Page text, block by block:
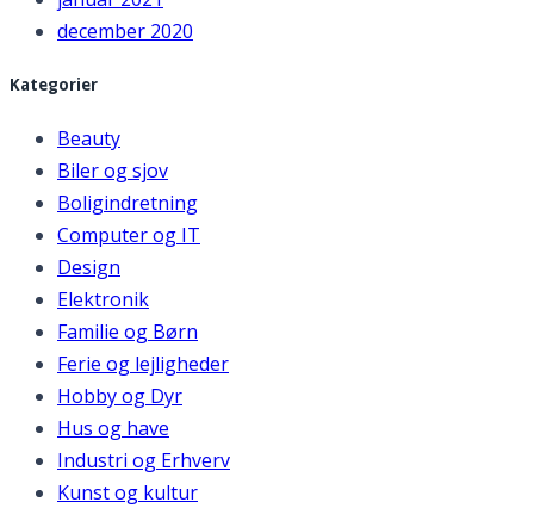
december 2020
Kategorier
Beauty
Biler og sjov
Boligindretning
Computer og IT
Design
Elektronik
Familie og Børn
Ferie og lejligheder
Hobby og Dyr
Hus og have
Industri og Erhverv
Kunst og kultur